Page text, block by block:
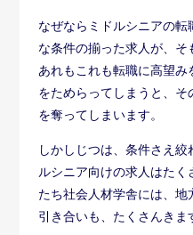
なぜならミドルシニアの転
な条件の揃った求人が、そ
あれもこれも転職に高望み
をためらってしまうと、
を奪ってしまいます。
しかしじつは、条件さえ
ルシニア向けの求人はた
たち社会人材学舎には、
引き合いも、たくさんきま